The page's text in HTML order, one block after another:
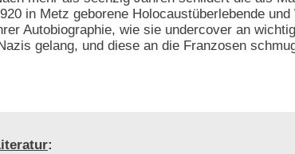
in Metz geborene Holocaustüberlebende
Autobiographie, wie sie undercover an
gelang, und diese an die Franzosen
: